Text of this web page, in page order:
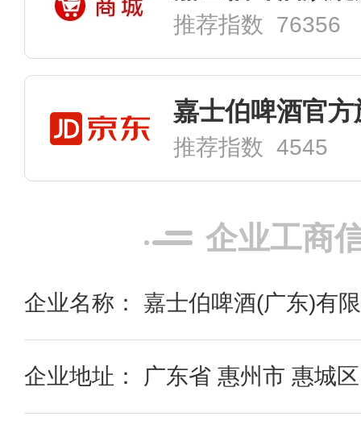
推荐指数 76356
嘉士伯啤酒官方
推荐指数 4545
企业工商
企业名称： 嘉士伯啤酒(广东)有
企业地址： 广东省 惠州市 惠城